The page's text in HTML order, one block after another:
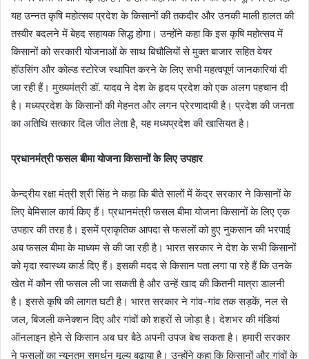
यह उन्नत कृषि महोत्सव प्रदेश के किसानों की तकदीर और उनकी माली हालत की
तस्वीर बदलने में बेहद सहायक सिद्ध होगा। उन्होंने कहा कि इस कृषि महोत्सव में
किसानों को सरकारी योजनाओं के साथ बिचौलियों से मुक्त बाजार सहित वेयर
हॉउसिंग और कोल्ड स्टोरेज स्थापित करने के लिए सभी महत्वपूर्ण जानकारियां दी
जा रही हैं। मुख्यमंत्री डॉ. यादव ने देश के हृदय प्रदेश को एक अलग पहचान दी
है। मध्यप्रदेश के किसानों की मेहनत और लगन प्रेरणादायी है। प्रदेश की जनता
का अतिथि सत्कार दिल जीत लेता है, यह मध्यप्रदेश की खासियत है।
प्रधानमंत्री फसल बीमा योजना किसानों के लिए उपहार
केन्द्रीय रक्षा मंत्री श्री सिंह ने कहा कि बीते सालों में केंद्र सरकार ने किसानों के
लिए बेमिसाल कार्य किए हैं। प्रधानमंत्री फसल बीमा योजना किसानों के लिए एक
उपहार की तरह है। इसमें प्राकृतिक आपदा से फसलों को हुए नुकसान की भरपाई
अब फसल बीमा के माध्यम से की जा रही है। भारत सरकार ने देश के सभी किसानों
को मृदा स्वास्थ्य कार्ड दिए हैं। इसकी मदद से किसान पता लगा पा रहे हैं कि उनके
खेत में कौन सी फसल ली जा सकती है और उन्हें खाद की कितनी मात्रा डालनी
है। इससे कृषि की लागत घटी है। भारत सरकार ने गांव-गांव तक सड़कें, नल से
जल, बिजली कनेक्शन दिए और गांवों को शहरों से जोड़ा है। देशभर की मंडियां
ऑनलाइन होने से किसान अब घर बैठे अपनी उपज बेच सकता है। हमारी सरकार
ने फसलों का न्यूनतम समर्थन मूल्य बढ़ाया है। उन्होंने कहा कि किसानों और गांवों के